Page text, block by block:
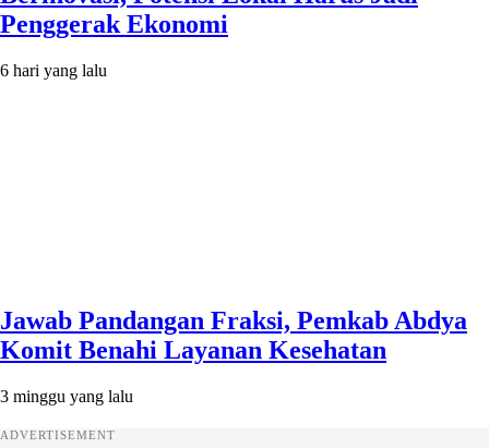
Penggerak Ekonomi
6 hari yang lalu
Jawab Pandangan Fraksi, Pemkab Abdya
Komit Benahi Layanan Kesehatan
3 minggu yang lalu
ADVERTISEMENT